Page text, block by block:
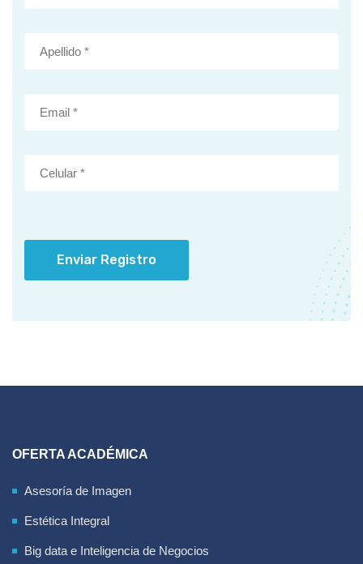
Enviar Registro
OFERTA ACADÉMICA
Asesoría de Imagen
Estética Integral
Big data e Inteligencia de Negocios